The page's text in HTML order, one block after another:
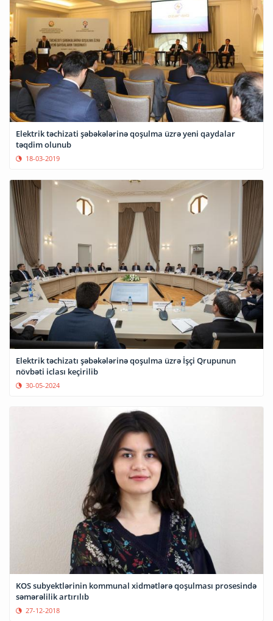
Elektrik təchizati şəbəkələrinə qoşulma üzrə yeni qaydalar
təqdim olunub
18-03-2019
Elektrik təchizatı şəbəkələrinə qoşulma üzrə İşçi Qrupunun
növbəti iclası keçirilib
30-05-2024
KOS subyektlərinin kommunal xidmətlərə qoşulması prosesində
səmərəlilik artırılıb
27-12-2018